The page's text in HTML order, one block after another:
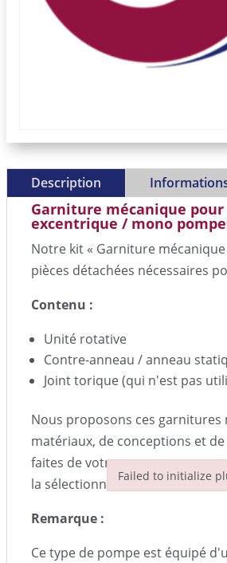
Description
Garniture mécanique pour
excentrique / mono
Notre kit « Garniture
pièces détachées nécessaires
Contenu :
Unité rotative
Contre-anneau / anneau
Joint torique (qui n'est pas
Nous proposons ces
matériaux, de conceptions et
faites de votre pompe, nous
la sélectionnons sur la base de
Remarque :
Ce type de pompe est équipé
Failed to initialize
Failed to initialize